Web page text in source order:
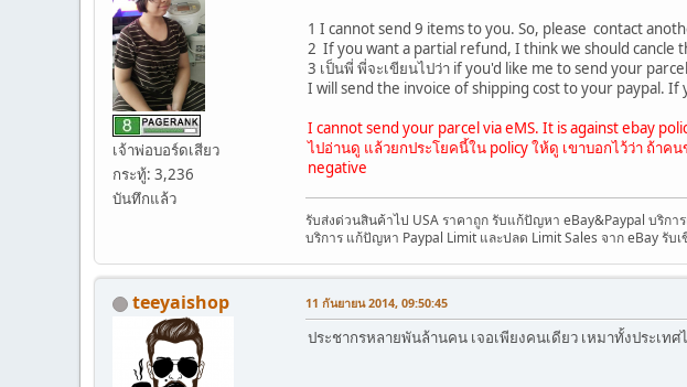
เจ้าพ่อบอร์ดเสียว
กระทู้: 3,236
บันทึกแล้ว
1 I cannot send 9 items to you. So, please contact
2 If you want a partial refund, I think we should cancle
3 เป็นพี่ พี่จะเขียนไปว่า if you'd like me to send your
I will send the invoice of shipping cost to your paypal.
I cannot send your parcel via eMS. It is against ebay
ไปอ่านดู แล้วยกประโยคนี้ใน policy ให้ดู เขาบอกไว้ว่า ถ้า
negative
รับส่งด่วนสินค้าไป USA ราคาถูก รับแก้ปัญหา eBay&Paypal บริกา
บริการ แก้ปัญหา Paypal Limit และปลด Limit Sales จาก eBay รับ
teeyaishop 11 กันยายน 2014, 09:50:45
ประชากรหลายพันล้านคน เจอเพียงคนเดียว เหมาทั้งประเ